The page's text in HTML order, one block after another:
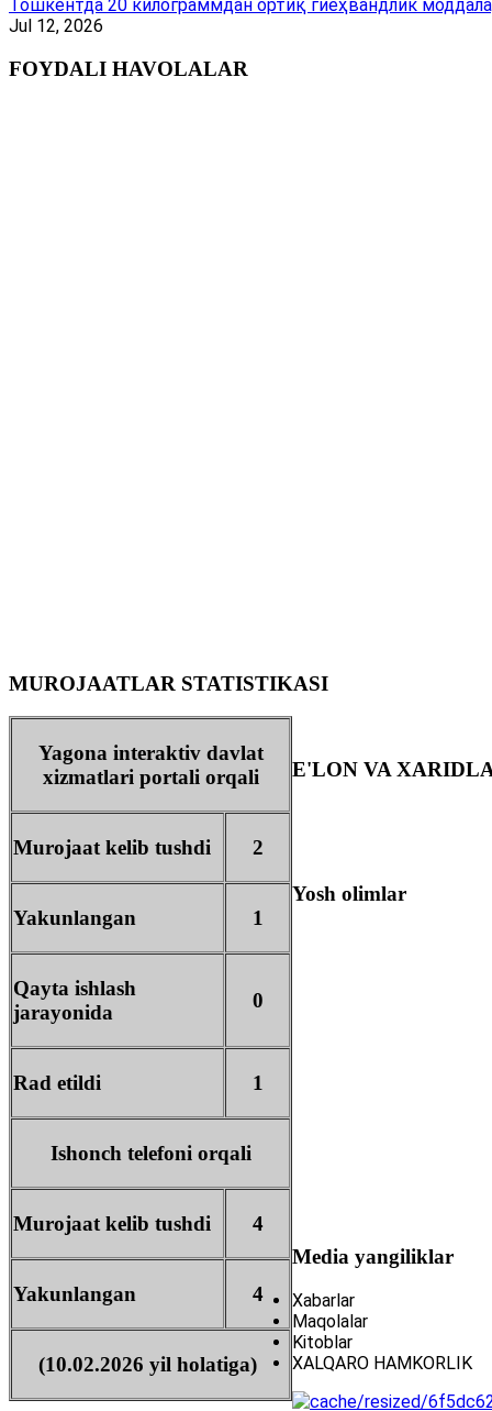
Тошкентда 20 килограммдан ортиқ гиёҳвандлик
Jul 12, 2026
FOYDALI HAVOLALAR
MUROJAATLAR STATISTIKASI
Yagona interaktiv davlat
xizmatlari portali orqali
Murojaat kelib tushdi 2
Yakunlangan 1
Qayta ishlash
jarayonida
0
Rad etildi 1
Ishonch telefoni orqali
Murojaat kelib tushdi 4
Yakunlangan 4
(10.02.2026 yil holatiga)
E'LON VA
Yosh olimlar
Media yangiliklar
Xabarlar
Maqolalar
Kitoblar
XALQARO HAMKORLIK